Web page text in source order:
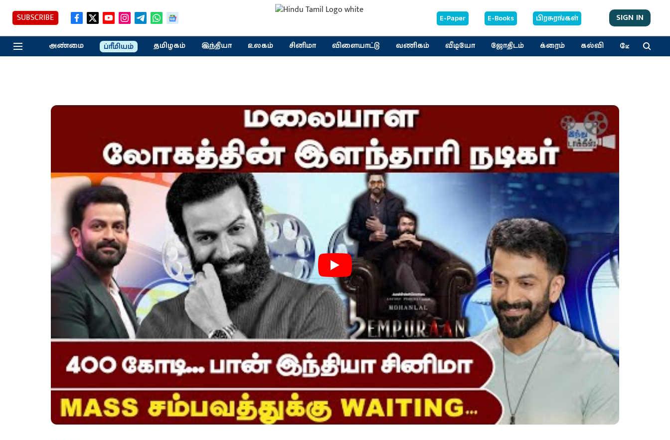
SUBSCRIBE E-Paper E-Books பிரசுரங்கள் SIGN IN
அண்மை ப்ரீமியம் தமிழகம் இந்தியா உலகம் சினிமா விளையாட்டு வணிகம் வீடியோ ஜோதிடம் க்ரைம் கல்வி மேலும்